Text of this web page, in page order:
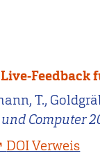
T.,
Computer
DOI Verweis